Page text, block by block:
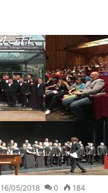
16/05/2018 0 184